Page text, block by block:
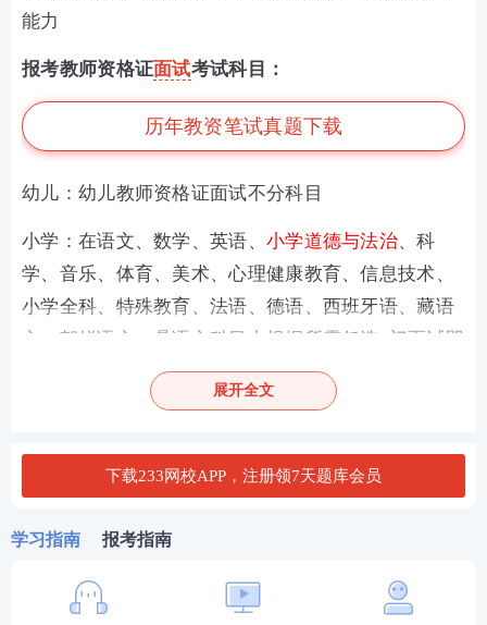
能力
报考教师资格证面试考试科目 ：
历年教资笔试真题下载
幼儿：幼儿教师资格证面试不分科目
小学：在语文、数学、英语、 小学道德与法治、科
学、音乐、体育、美术、心理健康教育、信息技术、
小学全科、特殊教育、法语、德语、西班牙语、藏语
文、朝鲜语文、彝语文科目中根据所需任选1门面试即
与法治(初级中学)、历史、地理、音乐、体育与健
康、美术、信息技术、历史与社会、科学、心理健康
语、藏语文、朝鲜语文、彝语文，面试所选科目与笔
试科目三相同。
展开全文
下载233网校APP，注册领7天题库会员
学习指南 报考指南